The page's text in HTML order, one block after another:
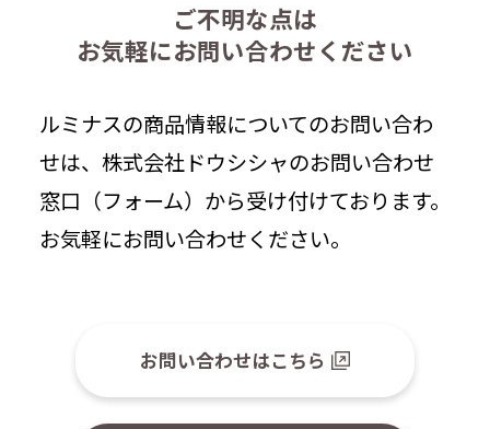
ご不明な点は
お気軽にお問い合わせください
ルミナスの商品情報についてのお問い合わ
せは、株式会社ドウシシャのお問い合わせ
窓口（フォーム）から受け付けております。
お気軽にお問い合わせください。
お問い合わせはこちら